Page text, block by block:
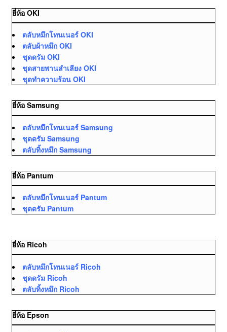
ยี่ห้อ OKI
ตลับหมึกโทนเนอร์ OKI
ตลับผ้าหมึก OKI
ชุดดรัม OKI
ชุดสายพานลำเลียง OKI
ชุดทำความร้อน OKI
ยี่ห้อ Samsung
ตลับหมึกโทนเนอร์ Samsung
ชุดดรัม Samsung
ตลับทิ้งหมึก Samsung
ยี่ห้อ Pantum
ตลับหมึกโทนเนอร์ Pantum
ชุดดรัม Pantum
ยี่ห้อ Ricoh
ตลับหมึกโทนเนอร์ Ricoh
ชุดดรัม Ricoh
ตลับทิ้งหมึก Ricoh
ยี่ห้อ Epson